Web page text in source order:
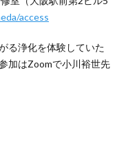
access
る浄化を体験していた
加はZoomで小川裕世先